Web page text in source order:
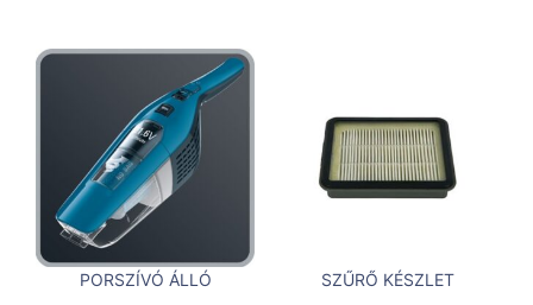
PORSZÍVÓ ÁLLÓ SZŰRŐ KÉSZLET